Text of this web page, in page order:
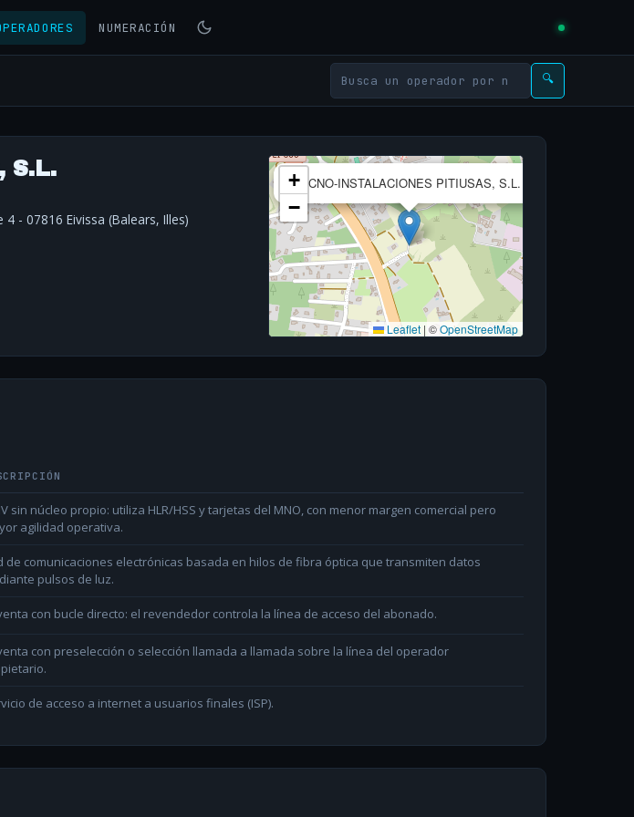
NUMERACIÓN
🔍
S.L.
- 07816 Eivissa (Balears, Illes)
TECNO-INSTALACIONES PITIUSAS, S.L.
+
−
Leaflet | ©OpenStreetMap
sin núcleo propio: utiliza HLR/HSS y tarjetas del MNO, con menor margen comercial pero
agilidad operativa.
de comunicaciones electrónicas basada en hilos de fibra óptica que transmiten datos
pulsos de luz.
con bucle directo: el revendedor controla la línea de acceso del abonado.
con preselección o selección llamada a llamada sobre la línea del operador
de acceso a internet a usuarios finales (ISP).